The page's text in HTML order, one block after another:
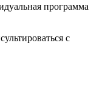
программа
с